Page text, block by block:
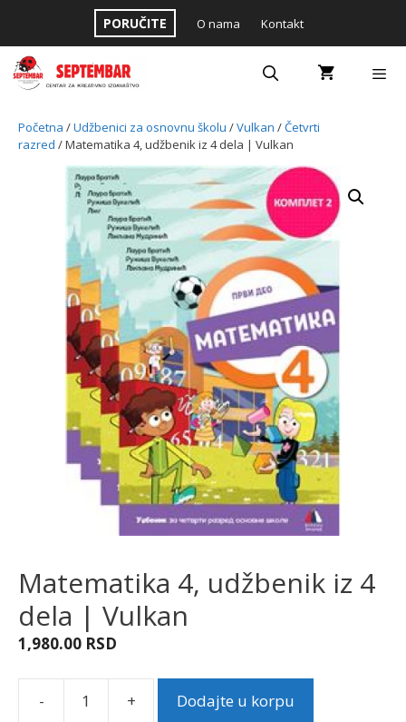
content
PORUČITE O nama Kontakt
Početna /Udžbenici za osnovnu školu /Vulkan /Četvrti
razred / Matematika 4, udžbenik iz 4 dela | Vulkan
Matematika 4, udžbenik iz 4
dela | Vulkan
1,980.00 RSD
-
Matematika
+ Dodajte u korpu